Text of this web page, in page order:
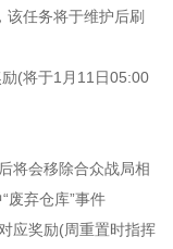
该任务将于维护后刷
(将于1月11日05:00
将会移除合众战局相
废弃仓库”事件
应奖励(周重置时指挥